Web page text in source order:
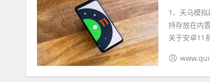
1、天马模
持存放在内
关于安卓11